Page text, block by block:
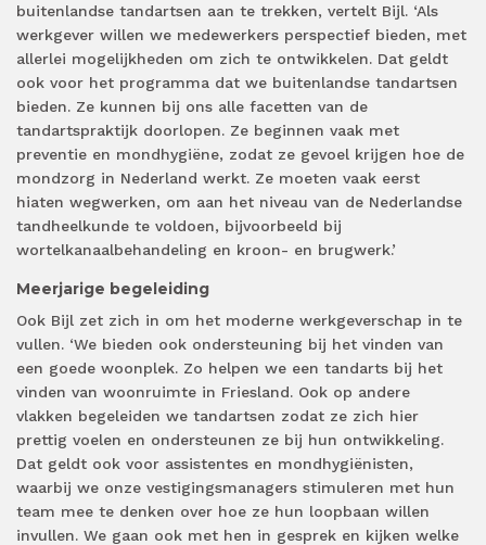
buitenlandse tandartsen aan te trekken, vertelt Bijl. ‘Als
werkgever willen we medewerkers perspectief bieden, met
allerlei mogelijkheden om zich te ontwikkelen. Dat geldt
ook voor het programma dat we buitenlandse tandartsen
bieden. Ze kunnen bij ons alle facetten van de
tandartspraktijk doorlopen. Ze beginnen vaak met
preventie en mondhygiëne, zodat ze gevoel krijgen hoe de
mondzorg in Nederland werkt. Ze moeten vaak eerst
hiaten wegwerken, om aan het niveau van de Nederlandse
tandheelkunde te voldoen, bijvoorbeeld bij
wortelkanaalbehandeling en kroon- en brugwerk.’
Meerjarige begeleiding
Ook Bijl zet zich in om het moderne werkgeverschap in te
vullen. ‘We bieden ook ondersteuning bij het vinden van
een goede woonplek. Zo helpen we een tandarts bij het
vinden van woonruimte in Friesland. Ook op andere
vlakken begeleiden we tandartsen zodat ze zich hier
prettig voelen en ondersteunen ze bij hun ontwikkeling.
Dat geldt ook voor assistentes en mondhygiënisten,
waarbij we onze vestigingsmanagers stimuleren met hun
team mee te denken over hoe ze hun loopbaan willen
invullen. We gaan ook met hen in gesprek en kijken welke